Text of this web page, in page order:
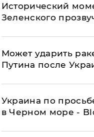
Исторический
Зеленского
Может ударить
Путина после
Украина по
в Черном море -